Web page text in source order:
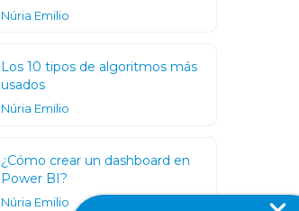
Núria Emilio
Los 10 tipos de algoritmos más
usados
Núria Emilio
¿Cómo crear un dashboard en
Power BI?
Núria Emilio